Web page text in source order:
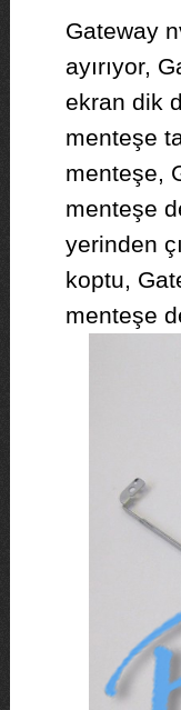
Gateway
ayırıyor,
ekran dik
menteşe
menteşe,
menteşe
yerinden
koptu,
menteşe